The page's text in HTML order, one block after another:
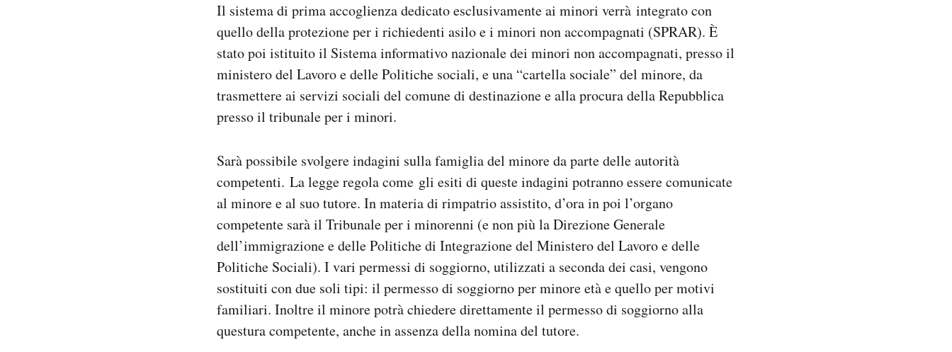
Il sistema di prima accoglienza dedicato esclusivamente ai minori verrà integrato con
quello della protezione per i richiedenti asilo e i minori non accompagnati (SPRAR). È
stato poi istituito il Sistema informativo nazionale dei minori non accompagnati, presso il
ministero del Lavoro e delle Politiche sociali, e una “cartella sociale” del minore, da
trasmettere ai servizi sociali del comune di destinazione e alla procura della Repubblica
presso il tribunale per i minori.
Sarà possibile svolgere indagini sulla famiglia del minore da parte delle autorità
competenti. La legge regola come gli esiti di queste indagini potranno essere comunicate
al minore e al suo tutore. In materia di rimpatrio assistito, d’ora in poi l’organo
competente sarà il Tribunale per i minorenni (e non più la Direzione Generale
dell’immigrazione e delle Politiche di Integrazione del Ministero del Lavoro e delle
Politiche Sociali). I vari permessi di soggiorno, utilizzati a seconda dei casi, vengono
sostituiti con due soli tipi: il permesso di soggiorno per minore età e quello per motivi
familiari. Inoltre il minore potrà chiedere direttamente il permesso di soggiorno alla
questura competente, anche in assenza della nomina del tutore.